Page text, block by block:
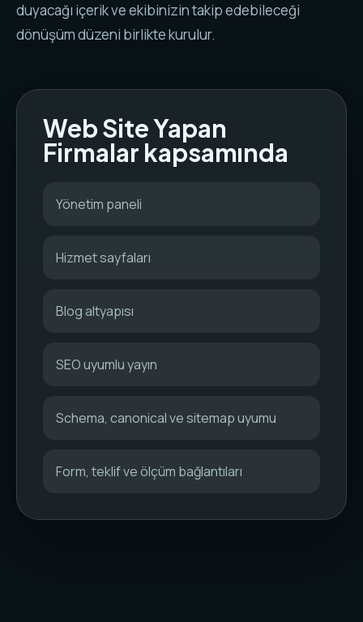
duyacağı içerik ve ekibinizin takip edebileceği
dönüşüm düzeni birlikte kurulur.
Web Site Yapan
Firmalar kapsamında
Yönetim paneli
Hizmet sayfaları
Blog altyapısı
SEO uyumlu yayın
Schema, canonical ve sitemap uyumu
Form, teklif ve ölçüm bağlantıları